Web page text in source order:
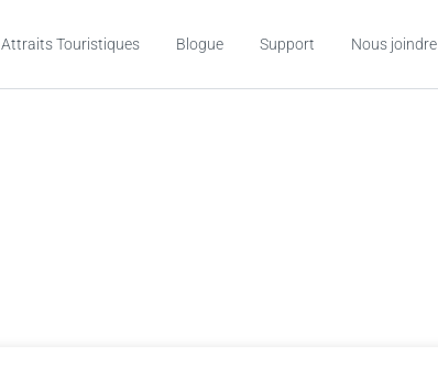
Attraits Touristiques Blogue Support Nous joindre